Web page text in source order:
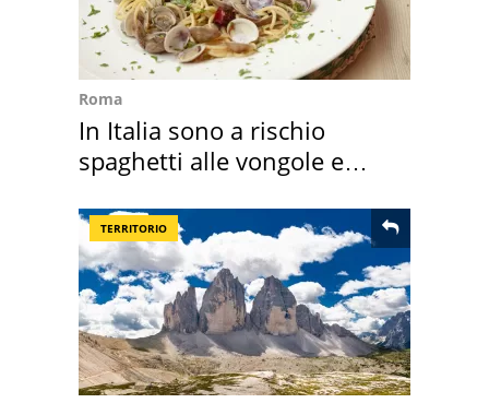
Roma
In Italia sono a rischio
spaghetti alle vongole e
TERRITORIO